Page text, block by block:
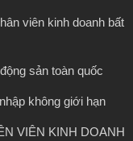
viên kinh doanh bất
sản toàn quốc
không giới hạn
VIÊN KINH DOANH